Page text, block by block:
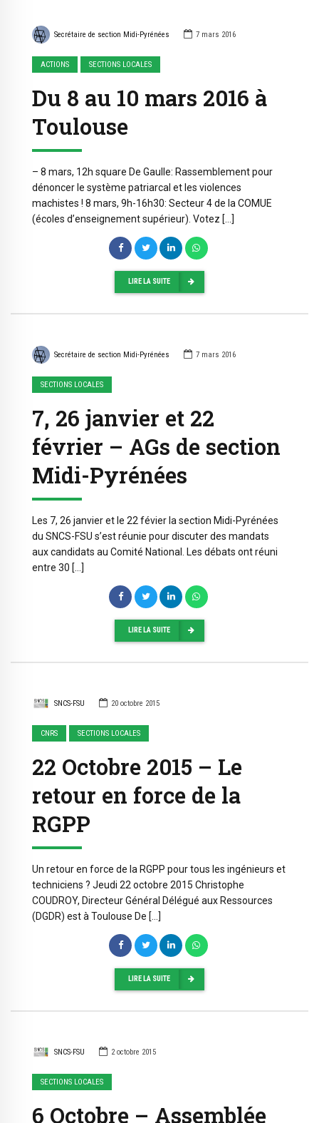
Secrétaire de section Midi-Pyrénées 7 mars 2016
ACTIONS SECTIONS LOCALES
Du 8 au 10 mars 2016 à
Toulouse
– 8 mars, 12h square De Gaulle: Rassemblement pour
dénoncer le système patriarcal et les violences
machistes ! 8 mars, 9h-16h30: Secteur 4 de la COMUE
(écoles d’enseignement supérieur). Votez […]
LIRE LA SUITE
Secrétaire de section Midi-Pyrénées 7 mars 2016
SECTIONS LOCALES
7, 26 janvier et 22
février – AGs de section
Midi-Pyrénées
Les 7, 26 janvier et le 22 févier la section Midi-Pyrénées
du SNCS-FSU s’est réunie pour discuter des mandats
aux candidats au Comité National. Les débats ont réuni
entre 30 […]
LIRE LA SUITE
SNCS-FSU 20 octobre 2015
CNRS SECTIONS LOCALES
22 Octobre 2015 – Le
retour en force de la
RGPP
Un retour en force de la RGPP pour tous les ingénieurs et
techniciens ? Jeudi 22 octobre 2015 Christophe
COUDROY, Directeur Général Délégué aux Ressources
(DGDR) est à Toulouse De […]
LIRE LA SUITE
SNCS-FSU 2 octobre 2015
SECTIONS LOCALES
6 Octobre – Assemblée